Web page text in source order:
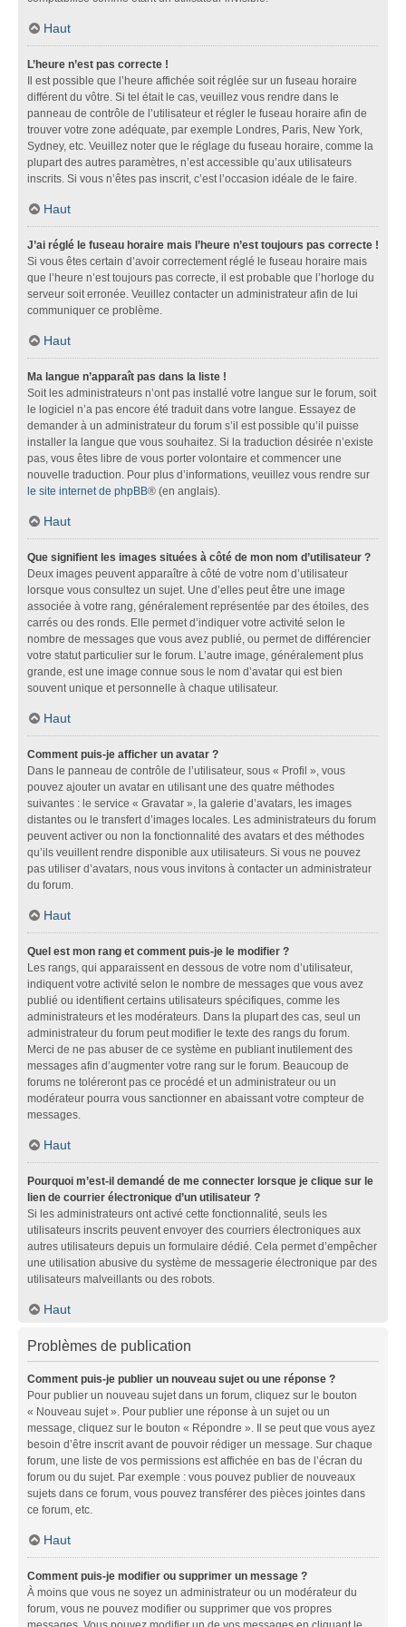
Haut
L’heure n’est pas correcte !
Il est possible que l’heure affichée soit réglée sur un fuseau horaire
différent du vôtre. Si tel était le cas, veuillez vous rendre dans le
panneau de contrôle de l’utilisateur et régler le fuseau horaire afin de
trouver votre zone adéquate, par exemple Londres, Paris, New York,
Sydney, etc. Veuillez noter que le réglage du fuseau horaire, comme la
plupart des autres paramètres, n’est accessible qu’aux utilisateurs
inscrits. Si vous n’êtes pas inscrit, c’est l’occasion idéale de le faire.
Haut
J’ai réglé le fuseau horaire mais l’heure n’est toujours pas correcte !
Si vous êtes certain d’avoir correctement réglé le fuseau horaire mais
que l’heure n’est toujours pas correcte, il est probable que l’horloge du
serveur soit erronée. Veuillez contacter un administrateur afin de lui
communiquer ce problème.
Haut
Ma langue n’apparaît pas dans la liste !
Soit les administrateurs n’ont pas installé votre langue sur le forum, soit
le logiciel n’a pas encore été traduit dans votre langue. Essayez de
demander à un administrateur du forum s’il est possible qu’il puisse
installer la langue que vous souhaitez. Si la traduction désirée n’existe
pas, vous êtes libre de vous porter volontaire et commencer une
nouvelle traduction. Pour plus d’informations, veuillez vous rendre sur
le site internet de phpBB® (en anglais).
Haut
Que signifient les images situées à côté de mon nom d’utilisateur ?
Deux images peuvent apparaître à côté de votre nom d’utilisateur
lorsque vous consultez un sujet. Une d’elles peut être une image
associée à votre rang, généralement représentée par des étoiles, des
carrés ou des ronds. Elle permet d’indiquer votre activité selon le
nombre de messages que vous avez publié, ou permet de différencier
votre statut particulier sur le forum. L’autre image, généralement plus
grande, est une image connue sous le nom d’avatar qui est bien
souvent unique et personnelle à chaque utilisateur.
Haut
Comment puis-je afficher un avatar ?
Dans le panneau de contrôle de l’utilisateur, sous « Profil », vous
pouvez ajouter un avatar en utilisant une des quatre méthodes
suivantes : le service « Gravatar », la galerie d’avatars, les images
distantes ou le transfert d’images locales. Les administrateurs du forum
peuvent activer ou non la fonctionnalité des avatars et des méthodes
qu’ils veuillent rendre disponible aux utilisateurs. Si vous ne pouvez
pas utiliser d’avatars, nous vous invitons à contacter un administrateur
du forum.
Haut
Quel est mon rang et comment puis-je le modifier ?
Les rangs, qui apparaissent en dessous de votre nom d’utilisateur,
indiquent votre activité selon le nombre de messages que vous avez
publié ou identifient certains utilisateurs spécifiques, comme les
administrateurs et les modérateurs. Dans la plupart des cas, seul un
administrateur du forum peut modifier le texte des rangs du forum.
Merci de ne pas abuser de ce système en publiant inutilement des
messages afin d’augmenter votre rang sur le forum. Beaucoup de
forums ne toléreront pas ce procédé et un administrateur ou un
modérateur pourra vous sanctionner en abaissant votre compteur de
messages.
Haut
Pourquoi m’est-il demandé de me connecter lorsque je clique sur le
lien de courrier électronique d’un utilisateur ?
Si les administrateurs ont activé cette fonctionnalité, seuls les
utilisateurs inscrits peuvent envoyer des courriers électroniques aux
autres utilisateurs depuis un formulaire dédié. Cela permet d’empêcher
une utilisation abusive du système de messagerie électronique par des
utilisateurs malveillants ou des robots.
Haut
Problèmes de publication
Comment puis-je publier un nouveau sujet ou une réponse ?
Pour publier un nouveau sujet dans un forum, cliquez sur le bouton
« Nouveau sujet ». Pour publier une réponse à un sujet ou un
message, cliquez sur le bouton « Répondre ». Il se peut que vous ayez
besoin d’être inscrit avant de pouvoir rédiger un message. Sur chaque
forum, une liste de vos permissions est affichée en bas de l’écran du
forum ou du sujet. Par exemple : vous pouvez publier de nouveaux
sujets dans ce forum, vous pouvez transférer des pièces jointes dans
ce forum, etc.
Haut
Comment puis-je modifier ou supprimer un message ?
À moins que vous ne soyez un administrateur ou un modérateur du
forum, vous ne pouvez modifier ou supprimer que vos propres